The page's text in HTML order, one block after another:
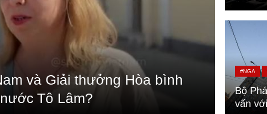
và Giải thưởng Hòa bình
Tô Lâm?
#NGA
Bộ
vấn